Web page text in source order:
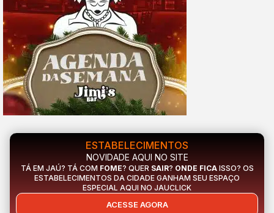
ESTABELECIMENTOS
NOVIDADE AQUI NO SITE
TÁ EM JAÚ? TÁ COM FOME? QUER SAIR? ONDE FICAISSO? OS
ESTABELECIMENTOS DA CIDADE GANHAM SEU ESPAÇO
ESPECIAL AQUI NO JAUCLICK
ACESSE AGORA